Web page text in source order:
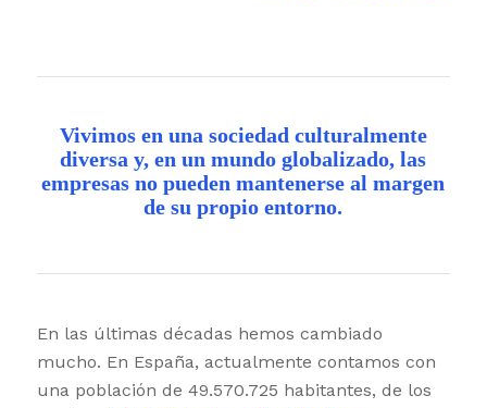
Vivimos en una sociedad culturalmente
diversa y, en un mundo globalizado, las
empresas no pueden mantenerse al margen
de su propio entorno.
En las últimas décadas hemos cambiado
mucho. En España, actualmente contamos con
una población de 49.570.725 habitantes, de los